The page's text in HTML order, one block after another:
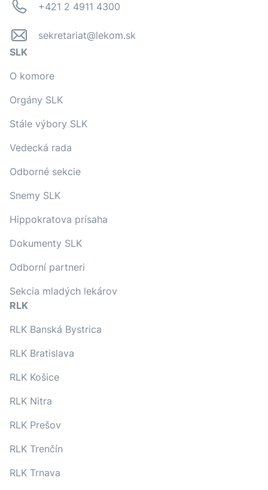
+421 2 4911 4300
sekretariat@lekom.sk
SLK
O komore
Orgány SLK
Stále výbory SLK
Vedecká rada
Odborné sekcie
Snemy SLK
Hippokratova prísaha
Dokumenty SLK
Odborní partneri
Sekcia mladých lekárov
RLK
RLK Banská Bystrica
RLK Bratislava
RLK Košice
RLK Nitra
RLK Prešov
RLK Trenčín
RLK Trnava